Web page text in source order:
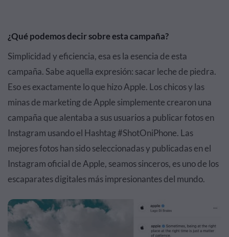
¿Qué podemos decir sobre esta campaña?
Simplicidad y eficiencia, esa es la esencia de esta
campaña. Sabe aquella expresión: sacar leche de piedra.
Eso es exactamente lo que hizo Apple. Los chicos y las
minas de marketing de Apple simplemente crearon una
campaña que alentaba a sus usuarios a publicar fotos en
Instagram usando el Hashtag #ShotOniPhone. Las
mejores fotos han sido seleccionadas y publicadas en el
Instagram oficial de Apple, seamos sinceros, es uno de los
escaparates digitales más impresionantes del mundo.